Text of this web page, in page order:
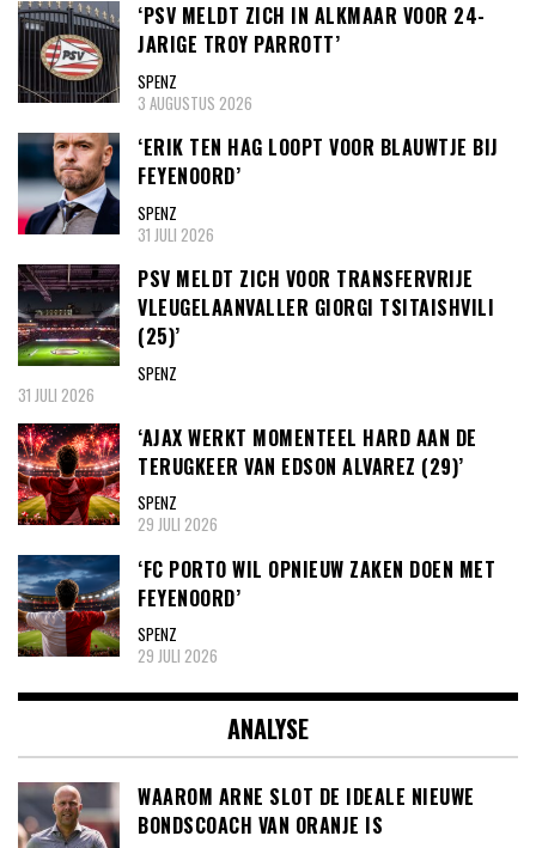
‘PSV MELDT ZICH IN ALKMAAR VOOR 24-
JARIGE TROY PARROTT’
SPENZ
3 AUGUSTUS 2026
‘ERIK TEN HAG LOOPT VOOR BLAUWTJE BIJ
FEYENOORD’
SPENZ
31 JULI 2026
PSV MELDT ZICH VOOR TRANSFERVRIJE
VLEUGELAANVALLER GIORGI TSITAISHVILI
(25)’
SPENZ
31 JULI 2026
‘AJAX WERKT MOMENTEEL HARD AAN DE
TERUGKEER VAN EDSON ALVAREZ (29)’
SPENZ
29 JULI 2026
‘FC PORTO WIL OPNIEUW ZAKEN DOEN MET
FEYENOORD’
SPENZ
29 JULI 2026
ANALYSE
WAAROM ARNE SLOT DE IDEALE NIEUWE
BONDSCOACH VAN ORANJE IS